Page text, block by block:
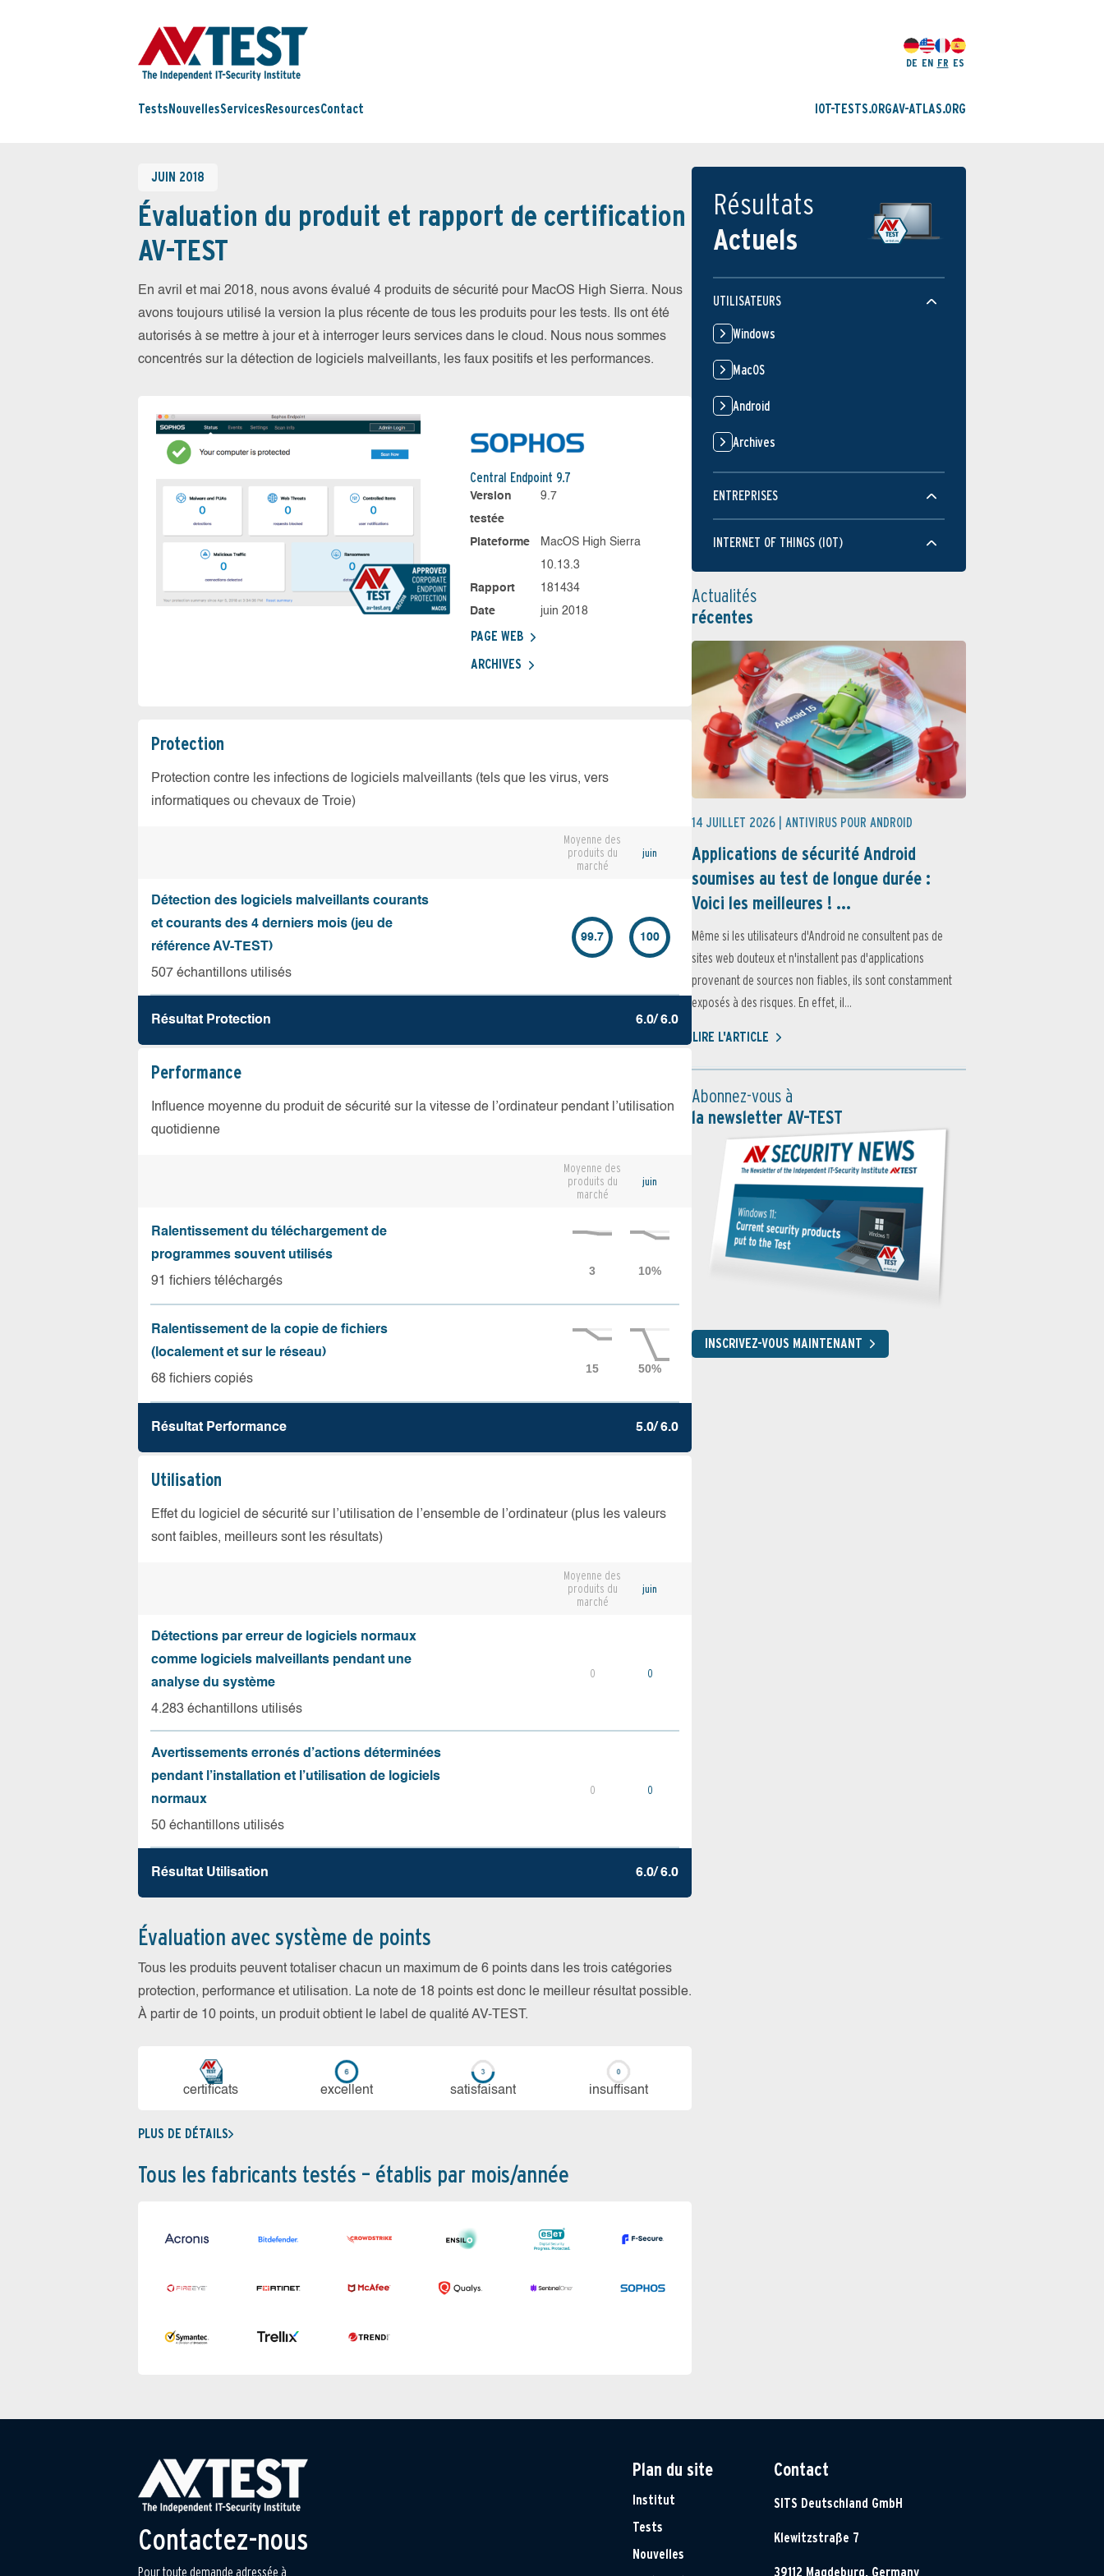
DE EN FR ES
Tests NouvellesServices ResourcesContact IOT-TESTS.ORGAV-ATLAS.ORG
JUIN 2018
Évaluation du produit et rapport de certification
AV-TEST
En avril et mai 2018, nous avons évalué 4 produits de sécurité pour MacOS High Sierra. Nous
avons toujours utilisé la version la plus récente de tous les produits pour les tests. Ils ont été
autorisés à se mettre à jour et à interroger leurs services dans le cloud. Nous nous sommes
concentrés sur la détection de logiciels malveillants, les faux positifs et les performances.
Central Endpoint 9.7
Version
testée
9.7
Plateforme
MacOS High Sierra
10.13.3
Rapport
181434
Date
juin 2018
PAGE WEB
ARCHIVES
Protection
Protection contre les infections de logiciels malveillants (tels que les virus, vers
informatiques ou chevaux de Troie)
Moyenne des
produits du
marché
juin
Détection des logiciels malveillants courants
et courants des 4 derniers mois (jeu de
référence AV-TEST)
507 échantillons utilisés
99.7 100
Résultat Protection 6.0/ 6.0
Performance
Influence moyenne du produit de sécurité sur la vitesse de l’ordinateur pendant l’utilisation
quotidienne
Moyenne des
produits du
marché
juin
Ralentissement du téléchargement de
programmes souvent utilisés
91 fichiers téléchargés
Ralentissement de la copie de fichiers
(localement et sur le réseau)
68 fichiers copiés
Résultat Performance 5.0/ 6.0
Utilisation
Effet du logiciel de sécurité sur l’utilisation de l’ensemble de l’ordinateur (plus les valeurs
sont faibles, meilleurs sont les résultats)
Moyenne des
produits du
marché
juin
Détections par erreur de logiciels normaux
comme logiciels malveillants pendant une
analyse du système
4.283 échantillons utilisés
0 0
Avertissements erronés d’actions déterminées
pendant l’installation et l’utilisation de logiciels
normaux
50 échantillons utilisés
0 0
Résultat Utilisation 6.0/ 6.0
Évaluation avec système de points
Tous les produits peuvent totaliser chacun un maximum de 6 points dans les trois catégories
protection, performance et utilisation. La note de 18 points est donc le meilleur résultat possible.
À partir de 10 points, un produit obtient le label de qualité AV-TEST.
certi­ficats ex­cellent sa­tis­fai­sant in­suf­fi­sant
PLUS DE DÉTAILS
Tous les fabricants testés – établis par mois/année
Résultats
Actuels
UTILISATEURS
Windows
MacOS
Android
Archives
ENTREPRISES
INTERNET OF THINGS (IOT)
Actualités
récentes
14 JUILLET 2026 | ANTIVIRUS POUR ANDROID
Applications de sécurité Android
soumises au test de longue durée :
Voici les meilleures ! ...
Même si les utilisateurs d'Android ne consultent pas de
sites web douteux et n'installent pas d'applications
provenant de sources non fiables, ils sont constamment
exposés à des risques. En effet, il...
LIRE L'ARTICLE
Abonnez-vous à
la newsletter AV-TEST
INSCRIVEZ-VOUS MAINTENANT
Contactez-nous
Pour toute demande adressée à
Plan du site
Institut
Tests
Nouvelles
Contact
SITS Deutschland GmbH
Klewitzstraße 7
39112 Magdeburg, Germany